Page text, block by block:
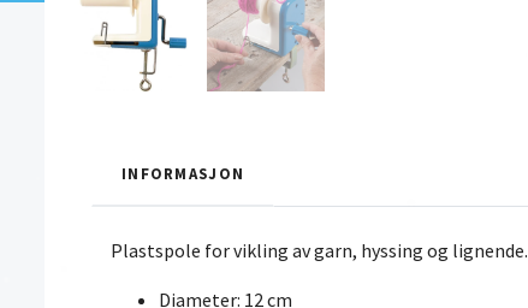
INFORMASJON
Plastspole for vikling av garn, hyssing og lignende.
Diameter: 12 cm